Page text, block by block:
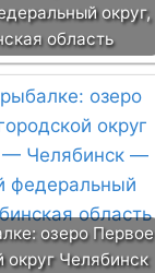
округ,
область
озеро Первое
округ Челябинск